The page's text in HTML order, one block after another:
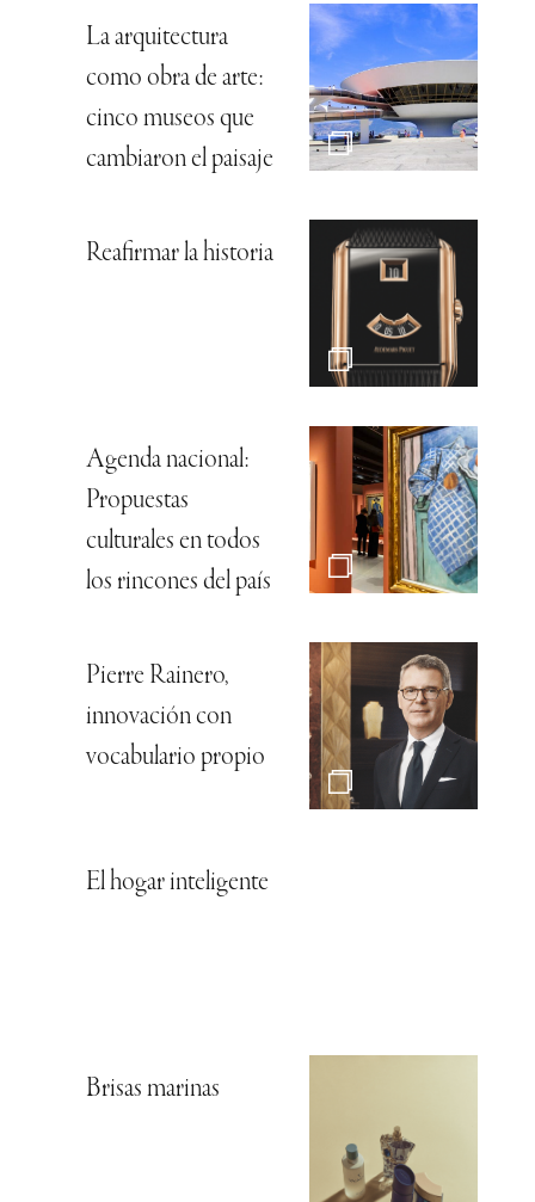
La arquitectura
como obra de arte:
cinco museos que
cambiaron el paisaje
Reafirmar la historia
Agenda nacional:
Propuestas
culturales en todos
los rincones del país
Pierre Rainero,
innovación con
vocabulario propio
El hogar inteligente
Brisas marinas